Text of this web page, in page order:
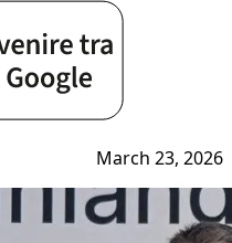
March 23, 2026